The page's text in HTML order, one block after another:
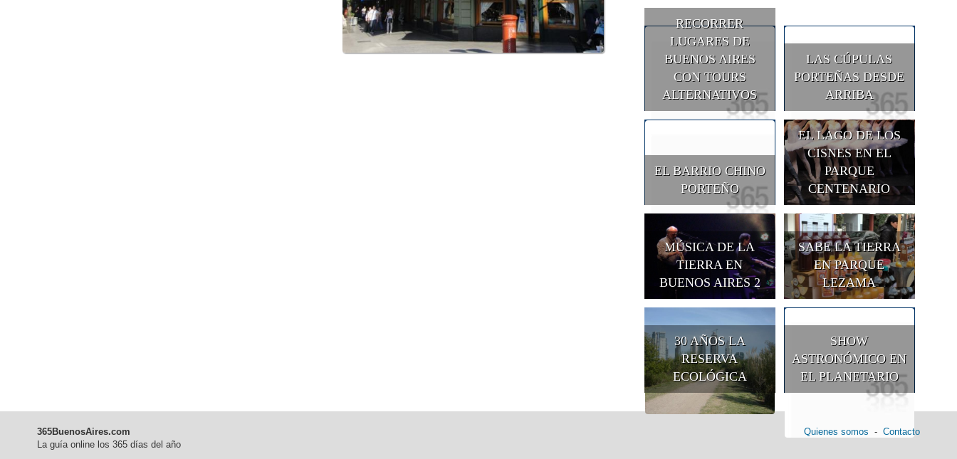
RECORRER
LUGARES DE
BUENOS AIRES
CON TOURS
ALTERNATIVOS
LAS CÚPULAS
PORTEÑAS DESDE
ARRIBA
EL BARRIO CHINO
PORTEÑO
EL LAGO DE LOS
CISNES EN EL
PARQUE
CENTENARIO
MÚSICA DE LA
TIERRA EN
BUENOS AIRES 2
SABE LA TIERRA
EN PARQUE
LEZAMA
30 AÑOS LA
RESERVA
ECOLÓGICA
SHOW
ASTRONÓMICO EN
EL PLANETARIO
365BuenosAires.com
La guía online los 365 días del año
Quienes somos - Contacto